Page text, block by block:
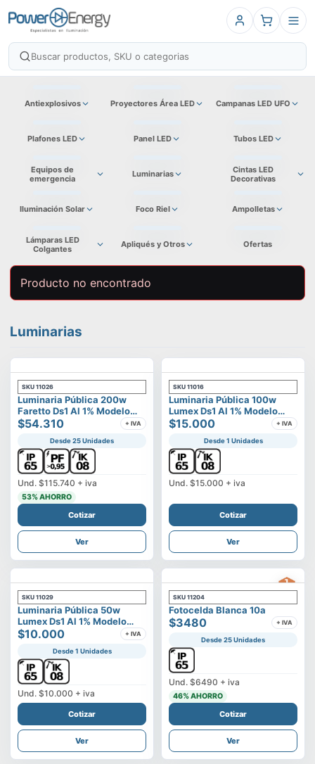
Antiexplosivos Proyectores Área LED Campanas LED UFO
Plafones LED Panel LED Tubos LED
Equipos de
emergencia
Luminarias
Cintas LED
Decorativas
Iluminación Solar Foco Riel Ampolletas
Lámparas LED
Colgantes
Apliqués y Otros Ofertas
Producto no encontrado
Luminarias
SKU 11026
Luminaria Pública 200w
Faretto Ds1 Al 1% Modelo
Calisto
$54.310 + IVA
Desde 25 Unidades
Und. $115.740 + iva
53% AHORRO
Cotizar
Ver
SKU 11016
Luminaria Pública 100w
Lumex Ds1 Al 1% Modelo
Vega
$15.000 + IVA
Desde 1 Unidades
Und. $15.000 + iva
Cotizar
Ver
SKU 11029
Luminaria Pública 50w
Lumex Ds1 Al 1% Modelo
Vega
$10.000 + IVA
Desde 1 Unidades
Und. $10.000 + iva
Cotizar
Ver
SKU 11204
Fotocelda Blanca 10a
$3480 + IVA
Desde 25 Unidades
Und. $6490 + iva
46% AHORRO
Cotizar
Ver